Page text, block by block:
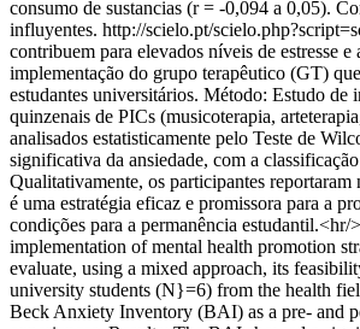
consumo de sustancias (r = -0,094 a 0,05).
influyentes. http://scielo.pt/
contribuem para elevados níveis de estresse
implementação do grupo terapêutico (GT)
estudantes universitários. Método: Estudo de
quinzenais de PICs (musicoterapia,
analisados estatisticamente pelo Teste de
significativa da ansiedade, com a
Qualitativamente, os participantes
é uma estratégia eficaz e promissora para a
condições para a permanência
implementation of mental health promotion
evaluate, using a mixed approach, its
university students (N}=6) from the health
Beck Anxiety Inventory (BAI) as a pre- and